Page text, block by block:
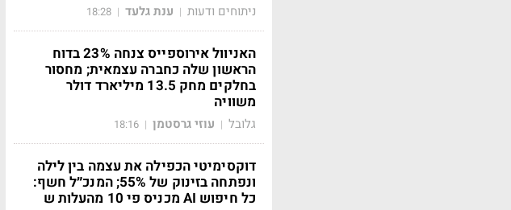
ניתוחים ודעות | ענת גלעד |
18:28
האניוול אירוספייס צנחה 23% בדוח
הראשון שלה כחברה עצמאית; מחסור
בחלקים מחק 13.5 מיליארד דולר
משוויה
גלובל | עוזי גרסטמן |
18:16
דוקסימיטי הכפילה את עצמה בין לילה
ונפתחה בזינוק של 55%; המנכ״ל חשף:
כל חיפוש AI מכניס פי 10 מהעלות ש